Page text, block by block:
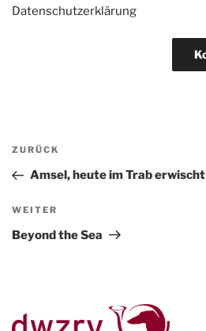
Datenschutzerklärung
Beitragsnavigation
Vorheriger
Beitrag
ZURÜCK
Amsel, heute im Trab erwischt
Nächster
Beitrag
WEITER
Beyond the Sea